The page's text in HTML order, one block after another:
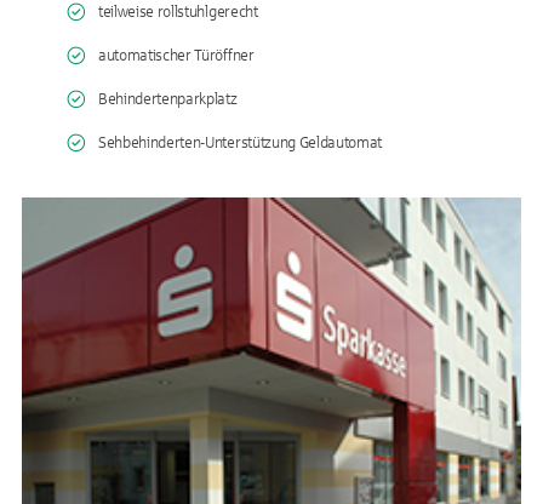
teilweise rollstuhlgerecht
automatischer Türöffner
Behindertenparkplatz
Sehbehinderten-Unterstützung Geldautomat